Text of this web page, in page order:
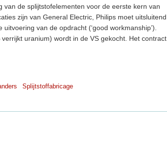
de splijtstofelementen voor de eerste kern van
zijn van General Electric, Philips moet uitsluitend
van de opdracht (‘good workmanship’).
uranium) wordt in de VS gekocht. Het contract
Splijtstoffabricage